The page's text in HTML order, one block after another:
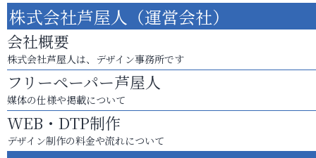
株式会社芦屋人（運営会社）
会社概要
株式会社芦屋人は、デザイン事務所です
フリーペーパー芦屋人
媒体の仕様や掲載について
WEB・DTP制作
デザイン制作の料金や流れについて